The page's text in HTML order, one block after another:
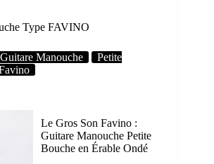
Type FAVINO
Guitare Manouche
Petite
Le Gros Son Favino :
Guitare Manouche Petite
Bouche en Érable Ondé